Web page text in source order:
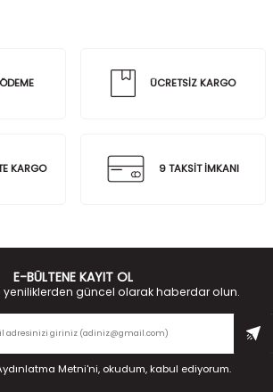
ÜCRETSİZ KARGO
KARGO 9 TAKSİT İMKANI
E-BÜLTENE KAYIT OL
güncel olarak haberdar olun.
Metni'ni, okudum, kabul ediyorum.